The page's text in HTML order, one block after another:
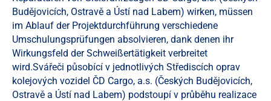
Budějovicích, Ostravě a Ústí nad Labem) wirken, müssen
im Ablauf der Projektdurchführung verschiedene
Umschulungsprüfungen absolvieren, dank denen ihr
Wirkungsfeld der Schweißertätigkeit verbreitet
wird.Svářeči působící v jednotlivých Střediscích oprav
kolejových vozidel ČD Cargo, a.s. (Českých Budějovicích,
Ostravě a Ústí nad Labem) podstoupí v průběhu realizace